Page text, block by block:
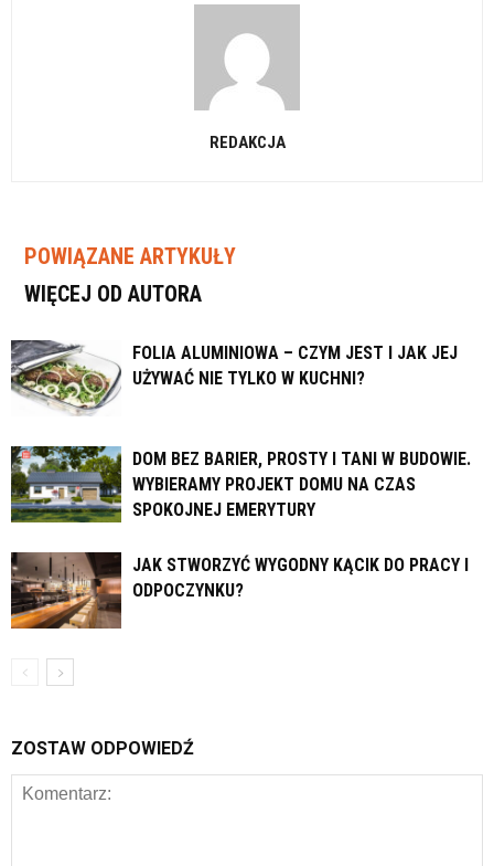
REDAKCJA
POWIĄZANE ARTYKUŁY
WIĘCEJ OD AUTORA
FOLIA ALUMINIOWA – CZYM JEST I JAK JEJ
UŻYWAĆ NIE TYLKO W KUCHNI?
DOM BEZ BARIER, PROSTY I TANI W BUDOWIE.
WYBIERAMY PROJEKT DOMU NA CZAS
SPOKOJNEJ EMERYTURY
JAK STWORZYĆ WYGODNY KĄCIK DO PRACY I
ODPOCZYNKU?
ZOSTAW ODPOWIEDŹ